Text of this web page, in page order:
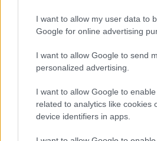
I want to allow my user data to
Google for online advertising
I want to allow Google to send
personalized advertising.
I want to allow Google to
related to analytics like cookies
device identifiers in apps.
— Adanacity
November 11,
Στο ελληνικό
άτομα πλήρωμα, μεταξύ
δεκατρείς Έλληνες, ενώ
σκάφος, που έχει
προσδιοριστεί, μέχρι
αριθμός των επιβαινόντων.